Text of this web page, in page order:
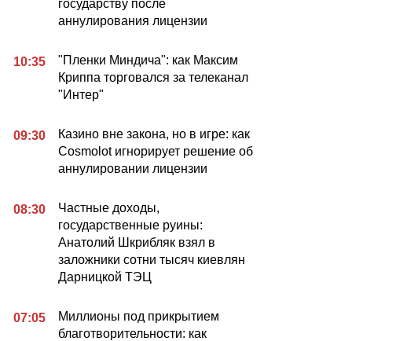
государству после
аннулирования лицензии
10:35
"Пленки Миндича": как Максим
Криппа торговался за телеканал
"Интер"
09:30
Казино вне закона, но в игре: как
Cosmolot игнорирует решение об
аннулировании лицензии
08:30
Частные доходы,
государственные руины:
Анатолий Шкрибляк взял в
заложники сотни тысяч киевлян
Дарницкой ТЭЦ
07:05
Миллионы под прикрытием
благотворительности: как